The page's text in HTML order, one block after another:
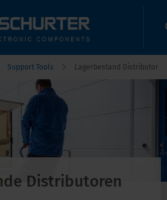
Support Tools Lagerbestand Distributor
Distributoren